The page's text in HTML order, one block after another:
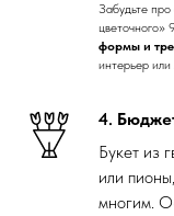
Забудьте
формы и
интерьер
4.
Букет из
или
многим.